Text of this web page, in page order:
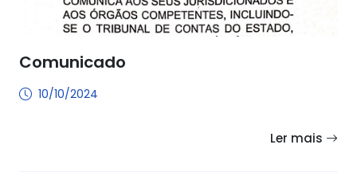
Comunicado
10/10/2024
Ler mais